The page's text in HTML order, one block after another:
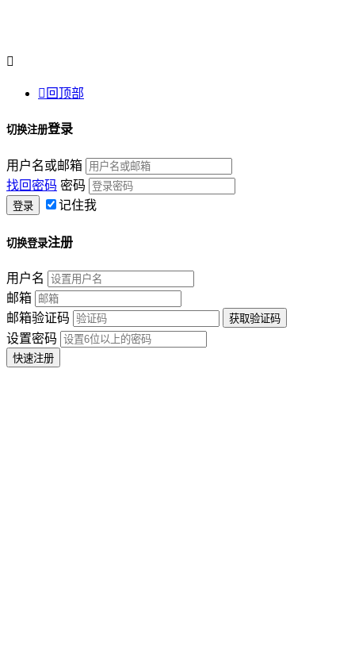

 回顶部
切换注册登录
用户名或邮箱
找回密码 密码
记住我
切换登录注册
用户名
邮箱
邮箱验证码
设置密码